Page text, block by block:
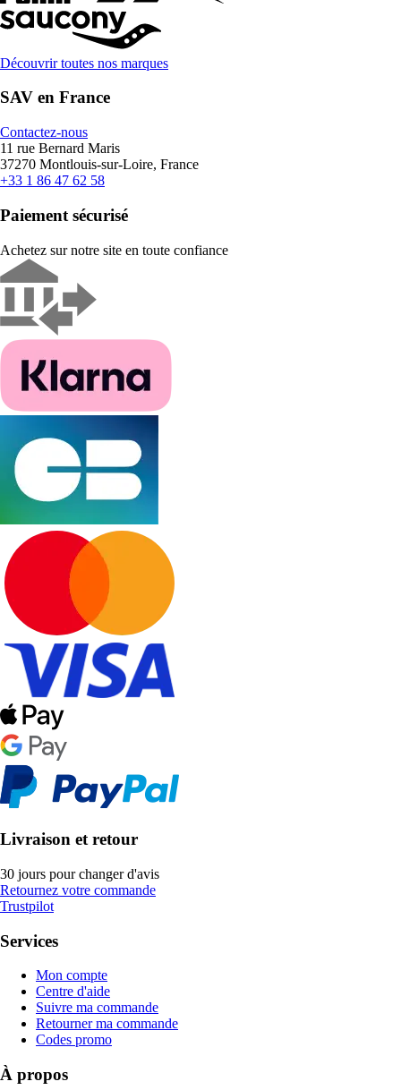
Découvrir toutes nos marques
SAV en France
Contactez-nous
11 rue Bernard Maris
37270 Montlouis-sur-Loire, France
+33 1 86 47 62 58
Paiement sécurisé
Achetez sur notre site en toute confiance
Livraison et retour
30 jours pour changer d'avis
Retournez votre commande
Trustpilot
Services
Mon compte
Centre d'aide
Suivre ma commande
Retourner ma commande
Codes promo
À propos